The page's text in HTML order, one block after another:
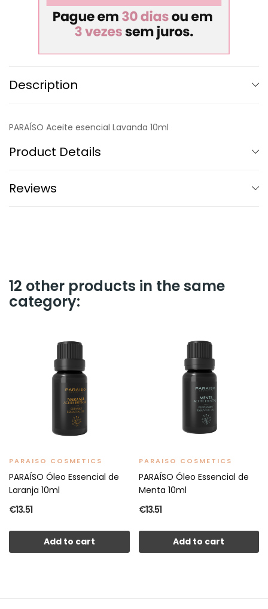
Description
PARAÍSO Aceite esencial Lavanda 10ml
Product Details
Reviews
12 other products in the same
category:
PARAISO COSMETICS
PARAÍSO Óleo Essencial de
Laranja 10ml
€13.51
Add to cart
PARAISO COSMETICS
PARAÍSO Óleo Essencial de
Menta 10ml
€13.51
Add to cart